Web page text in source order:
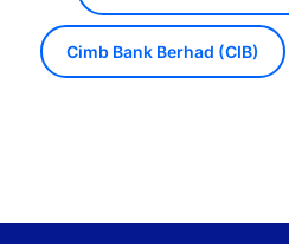
Cimb Bank Berhad (CIB)